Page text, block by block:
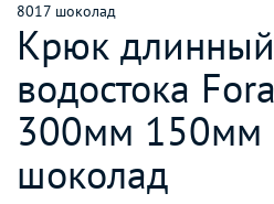
8017 шоколад
Крюк
водостока
300мм 150мм
шоколад